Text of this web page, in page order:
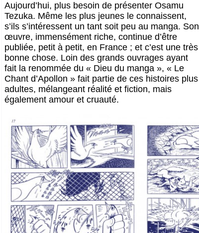
Aujourd’hui, plus besoin de présenter Osamu
Tezuka. Même les plus jeunes le connaissent,
s’ils s’intéressent un tant soit peu au manga. Son
œuvre, immensément riche, continue d’être
publiée, petit à petit, en France ; et c’est une très
bonne chose. Loin des grands ouvrages ayant
fait la renommée du « Dieu du manga », « Le
Chant d’Apollon » fait partie de ces histoires plus
adultes, mélangeant réalité et fiction, mais
également amour et cruauté.